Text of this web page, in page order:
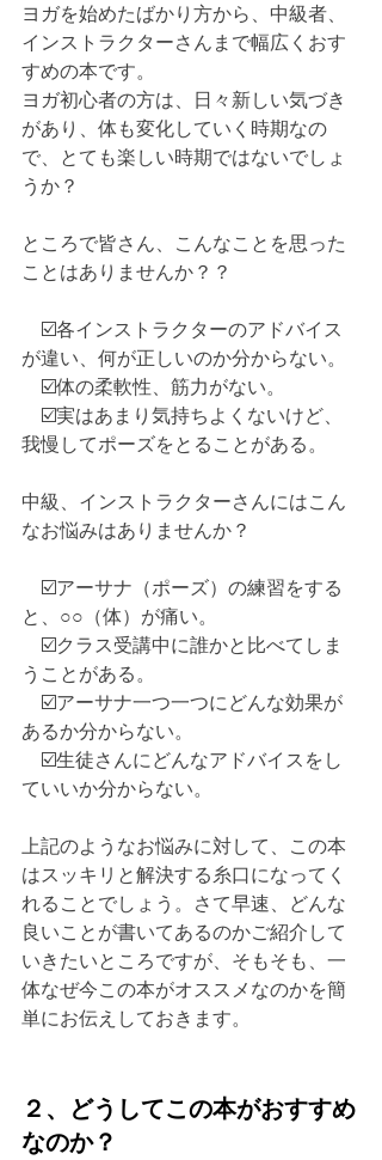
ヨガを始めたばかり方から、中級者、
インストラクターさんまで幅広くおす
すめの本です。
ヨガ初心者の方は、日々新しい気づき
があり、体も変化していく時期なの
で、とても楽しい時期ではないでしょ
うか？
ところで皆さん、こんなことを思った
ことはありませんか？？
☑️各インストラクターのアドバイス
が違い、何が正しいのか分からない。
☑️体の柔軟性、筋力がない。
☑️実はあまり気持ちよくないけど、
我慢してポーズをとることがある。
中級、インストラクターさんにはこん
なお悩みはありませんか？
☑️アーサナ（ポーズ）の練習をする
と、○○（体）が痛い。
☑️クラス受講中に誰かと比べてしま
うことがある。
☑️アーサナ一つ一つにどんな効果が
あるか分からない。
☑️生徒さんにどんなアドバイスをし
ていいか分からない。
上記のようなお悩みに対して、この本
はスッキリと解決する糸口になってく
れることでしょう。さて早速、どんな
良いことが書いてあるのかご紹介して
いきたいところですが、そもそも、一
体なぜ今この本がオススメなのかを簡
単にお伝えしておきます。
２、どうしてこの本がおすすめ
なのか？